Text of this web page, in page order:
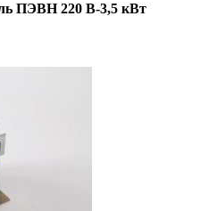
ПЭВН 220 В-3,5 кВт